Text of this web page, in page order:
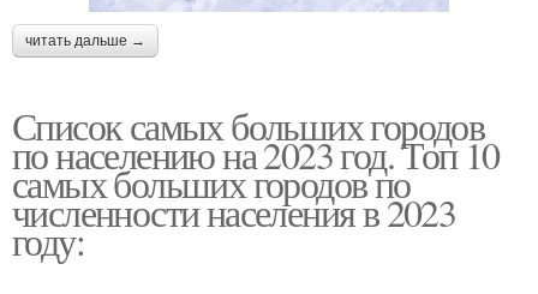
читать дальше →
Список самых больших городов
по населению на 2023 год. Топ 10
самых больших городов по
численности населения в 2023
году: